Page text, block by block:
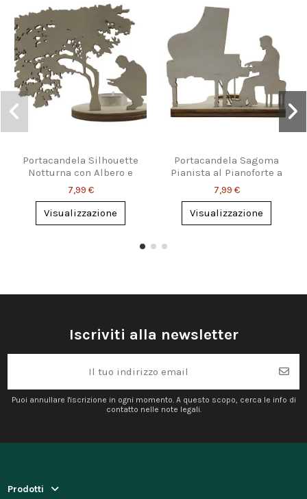
Portacandela Silhouette
Notturna con Albero e
Uomo
7,99 €
Visualizzazione
Portacandela Sagoma
Pianista al Pianoforte a
Coda
7,99 €
Visualizzazione
Iscriviti alla newsletter
Puoi annullare l'iscrizione in ogni momento. A questo scopo, cerca le info di
contatto nelle note legali.
Prodotti